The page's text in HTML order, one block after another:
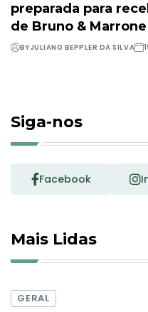
preparada para
de Bruno & Marrone
BYJULIANO BEPPLER DA SILVA
Siga-nos
Facebook
Mais Lidas
GERAL